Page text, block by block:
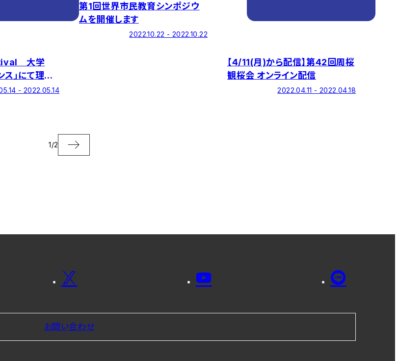
大学
」にて理工
部長が講演し
- 2022.05.14
第1回世界市民教育シンポジウ
ムを開催します
2022.10.22 - 2022.10.22
【4/11(月)から配信】第42回周桜
観桜会 オンライン配信
2022.04.11 - 2022.04.18
1/2
お問い合わせ